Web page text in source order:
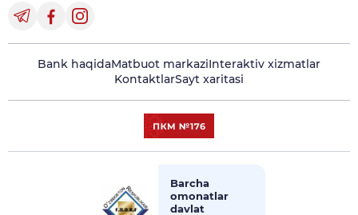
Bank haqidaMatbuot markaziInteraktiv xizmatlar
KontaktlarSayt xaritasi
Barcha
omonatlar
davlat